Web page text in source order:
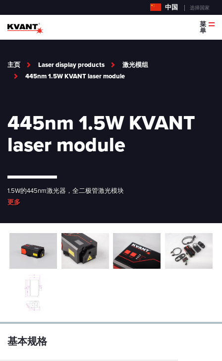
中国 选择国家
菜
单
主页 Laser display products
激光模组
445nm 1.5W KVANT laser module
445nm 1.5W KVANT
laser module
1.5W的445nm激光器，全二极管激光模块
更多
基本规格